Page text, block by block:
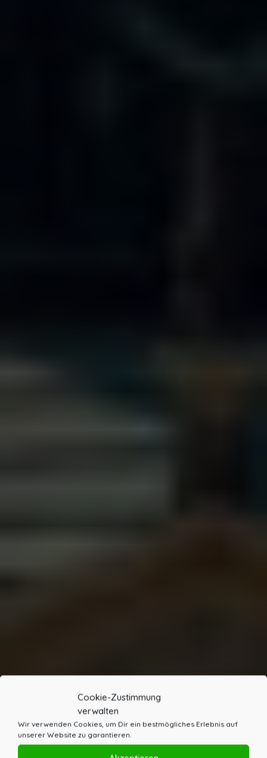
Cookie-Zustimmung
verwalten
Wir verwenden Cookies, um Dir ein bestmögliches Erlebnis auf
unserer Website zu garantieren.